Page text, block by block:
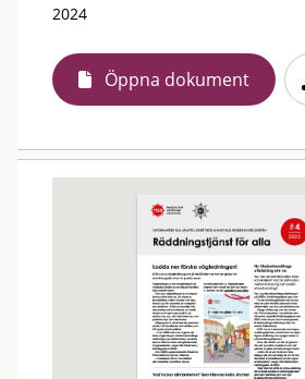
2024
Öppna dokument